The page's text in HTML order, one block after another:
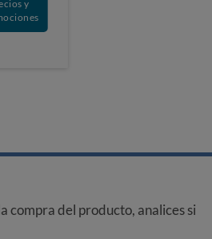
y
compra del producto, analices si